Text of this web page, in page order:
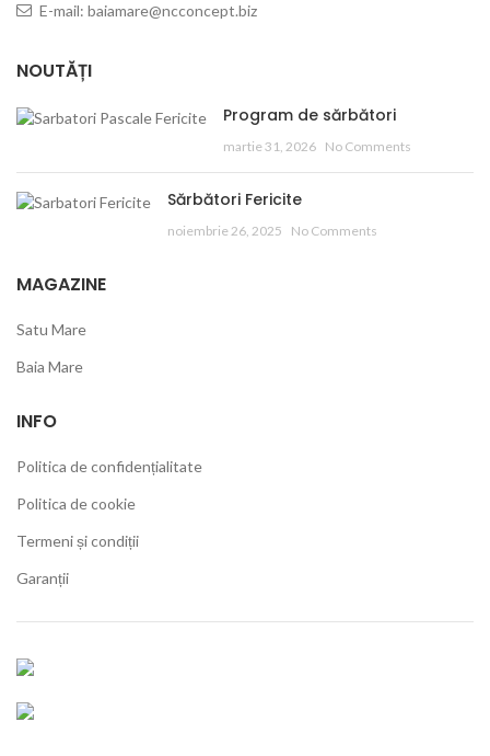
E-mail: baiamare@ncconcept.biz
NOUTĂȚI
Program de sărbători
martie 31, 2026 No Comments
Sărbători Fericite
noiembrie 26, 2025 No Comments
MAGAZINE
Satu Mare
Baia Mare
INFO
Politica de confidențialitate
Politica de cookie
Termeni și condiții
Garanții